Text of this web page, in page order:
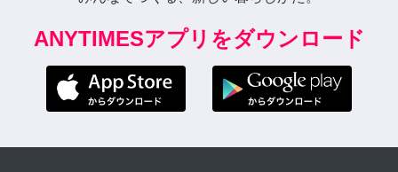
ANYTIMESアプリをダウンロード